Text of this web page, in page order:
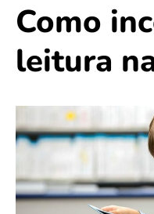
Como
leitura